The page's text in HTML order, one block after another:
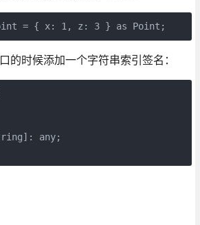
= { x: 1, z: 3 } as Point;
的时候添加一个字符串索引签名：
any;